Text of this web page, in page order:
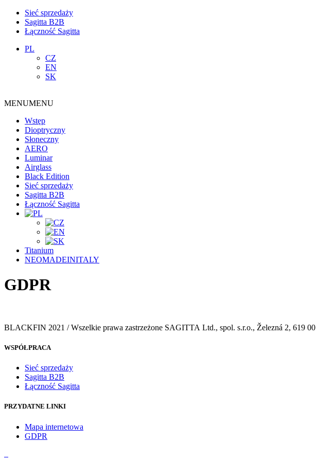
Sieć sprzedaży
Sagitta B2B
Łączność Sagitta
PL
CZ
EN
SK
MENUMENU
Wstęp
Dioptryczny
Słoneczny
AERO
Luminar
Airglass
Black Edition
Sieć sprzedaży
Sagitta B2B
Łączność Sagitta
Titanium
NEOMADEINITALY
GDPR
BLACKFIN 2021 / Wszelkie prawa zastrzeżone SAGITTA Ltd., spol. s.r.o., Železná 2, 619 00
WSPÓŁPRACA
Sieć sprzedaży
Sagitta B2B
Łączność Sagitta
PRZYDATNE LINKI
Mapa internetowa
GDPR